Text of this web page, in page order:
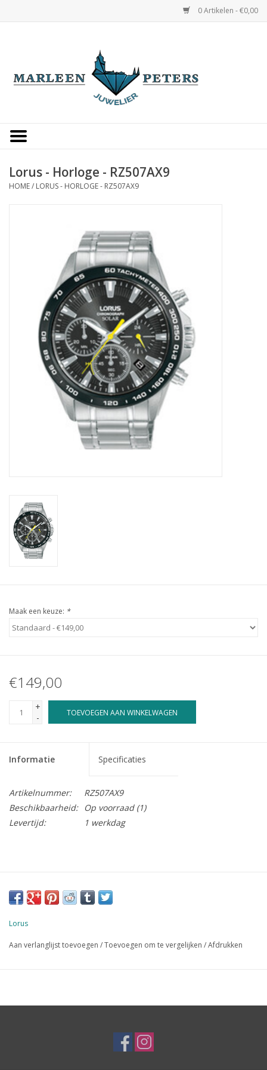
0 Artikelen - €0,00
Occasions
Overige
Merken
Cadeaukaarten
Lorus - Horloge - RZ507AX9
HOME/ LORUS - HORLOGE - RZ507AX9
Maak een keuze: *
€149,00
+
-
TOEVOEGEN AAN WINKELWAGEN
Informatie Specificaties
Artikelnummer:
RZ507AX9
Beschikbaarheid:
Op voorraad(1)
Levertijd:
1 werkdag
Lorus
Aan verlanglijst toevoegen /Toevoegen om te vergelijken /Afdrukken